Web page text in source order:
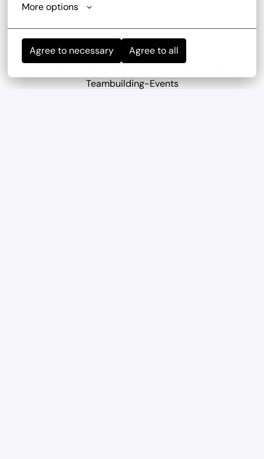
More options
Agree to necessary Agree to all
Mitarbeiterevents
Teambuilding-Events